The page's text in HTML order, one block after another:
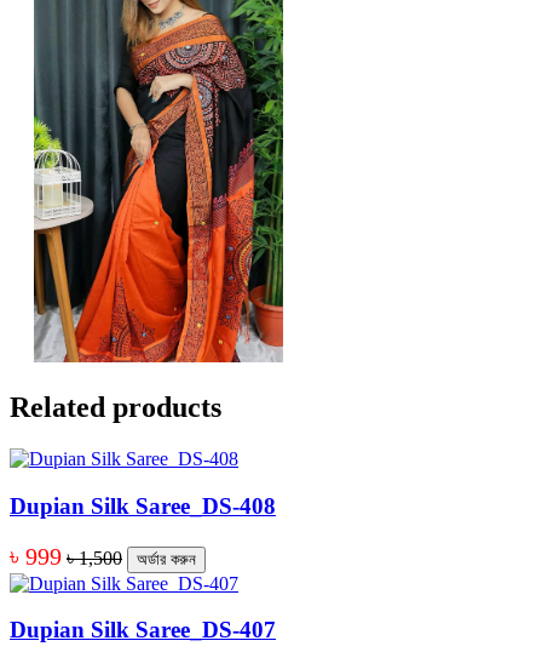
Related products
Dupian Silk Saree_DS-408
৳ 999 ৳ 1,500 অর্ডার করুন
Dupian Silk Saree_DS-407